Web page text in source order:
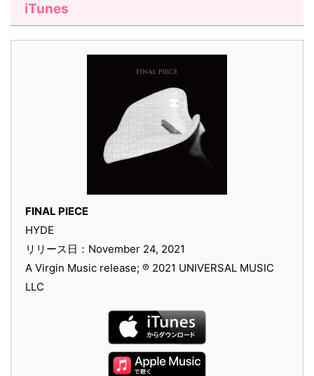
iTunes
FINAL PIECE
HYDE
リリース日：November 24, 2021
A Virgin Music release; ℗ 2021 UNIVERSAL MUSIC
LLC